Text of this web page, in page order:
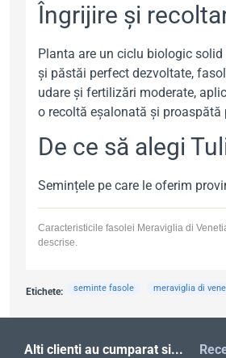
Îngrijire și
Planta are un ciclu biologic
și păstăi perfect dezvoltate,
udare și fertilizări moderate,
o recoltă eșalonată și
De ce să alegi
Semințele pe care le oferim
Caracteristicile fasolei Meraviglia di
descrise.
Etichete: seminte fasole meraviglia di
Alti clienti au cumparat si...